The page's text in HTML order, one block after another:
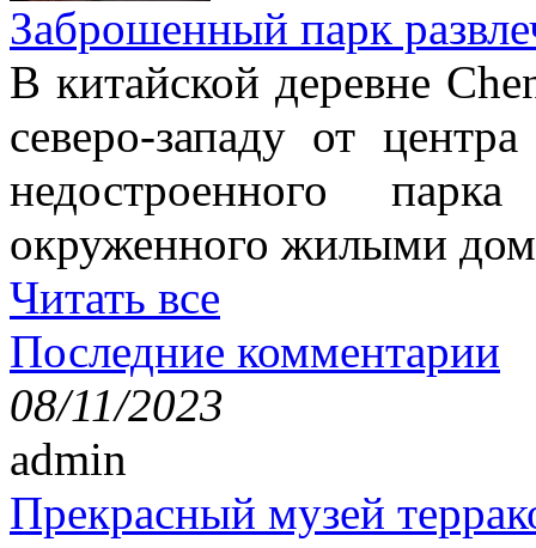
Заброшенный парк
В китайской деревне
северо-западу от
недостроенного
окруженного жилыми
Читать все
Последние комментарии
08/11/2023
admin
Прекрасный музей